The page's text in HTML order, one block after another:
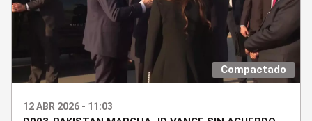
Compactado
12 ABR 2026 - 11:03